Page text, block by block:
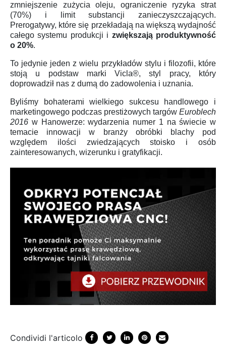
zmniejszenie zużycia oleju, ograniczenie ryzyka strat
(70%) i limit substancji zanieczyszczających.
Prerogatywy, które się przekładają na większą wydajność
całego systemu produkcji i zwiększają produktywność
o 20%.
To jedynie jeden z wielu przykładów stylu i filozofii, które
stoją u podstaw marki Vicla®, styl pracy, który
doprowadził nas z dumą do zadowolenia i uznania.
Byliśmy bohaterami wielkiego sukcesu handlowego i
marketingowego podczas prestiżowych targów Euroblech
2016 w Hanowerze: wydarzenia numer 1 na świecie w
temacie innowacji w branży obróbki blachy pod
względem ilości zwiedzających stoisko i osób
zainteresowanych, wizerunku i gratyfikacji.
Condividi l'articolo